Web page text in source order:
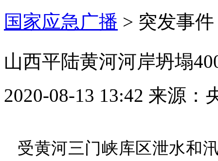
国家应急广播 > 突发事件
山西平陆黄河河岸坍塌
2020-08-13 13:42 来源：
受黄河三门峡库区泄水和